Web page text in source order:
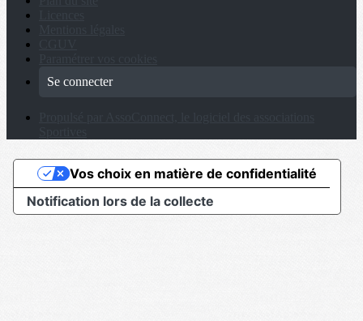
Se connecter
Notification lors de la collecte
Vos choix en matière de confidentialité